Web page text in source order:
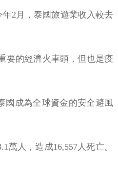
2月，泰國旅遊業收入較去
要的經濟火車頭，但也是疫
國成為全球資金的安全避風
萬人，造成16,557人死亡。